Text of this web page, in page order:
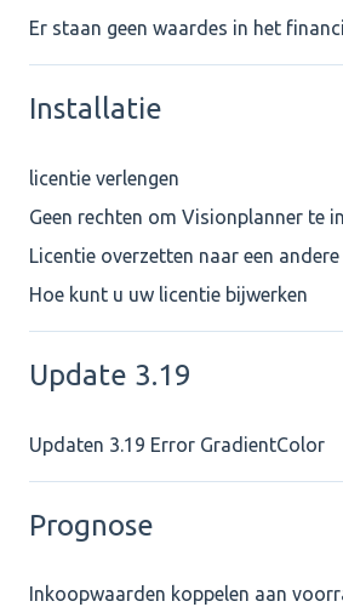
Er staan geen waardes in het
Installatie
licentie verlengen
Geen rechten om Visionplanner te
Licentie overzetten naar een
Hoe kunt u uw licentie bijwerken
Update 3.19
Updaten 3.19 Error GradientColor
Prognose
Inkoopwaarden koppelen aan